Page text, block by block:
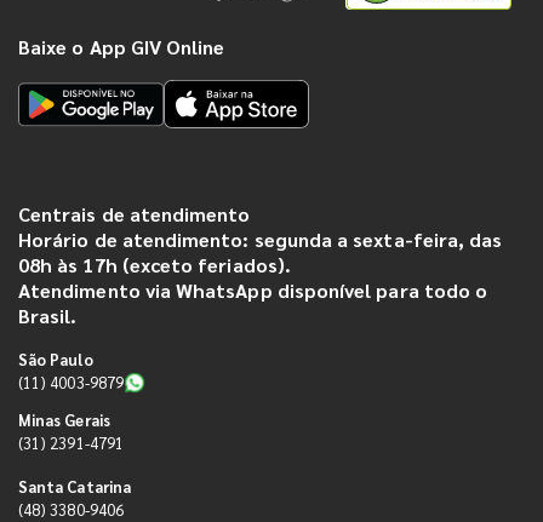
Baixe o App GIV Online
Centrais de atendimento
Horário de atendimento: segunda a sexta-feira, das
08h às 17h (exceto feriados).
Atendimento via WhatsApp disponível para todo o
Brasil.
São Paulo
(11) 4003-9879
Minas Gerais
(31) 2391-4791
Santa Catarina
(48) 3380-9406